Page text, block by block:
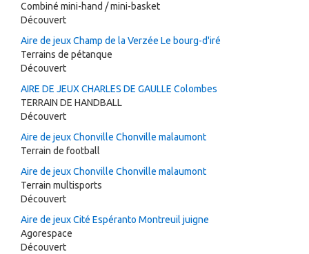
Combiné mini-hand / mini-basket
Découvert
Aire de jeux Champ de la Verzée Le bourg-d'iré
Terrains de pétanque
Découvert
AIRE DE JEUX CHARLES DE GAULLE Colombes
TERRAIN DE HANDBALL
Découvert
Aire de jeux Chonville Chonville malaumont
Terrain de football
Aire de jeux Chonville Chonville malaumont
Terrain multisports
Découvert
Aire de jeux Cité Espéranto Montreuil juigne
Agorespace
Découvert